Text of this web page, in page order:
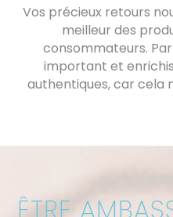
Vos précieux retours
meilleur des
consommateurs.
important et
authentiques, car cela
ÊTRE